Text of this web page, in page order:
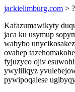
jackielimburg.com >
Kafazumawikyty
jaca ku usymup
wabybo
ovahep
fyjuzyco ojiv
ywyliliqyz
pywipoqalese